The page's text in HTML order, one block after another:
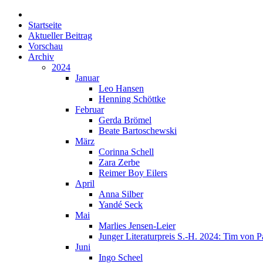
Startseite
Aktueller Beitrag
Vorschau
Archiv
2024
Januar
Leo Hansen
Henning Schöttke
Februar
Gerda Brömel
Beate Bartoschewski
März
Corinna Schell
Zara Zerbe
Reimer Boy Eilers
April
Anna Silber
Yandé Seck
Mai
Marlies Jensen-Leier
Junger Literaturpreis S.-H. 2024: Tim von
Juni
Ingo Scheel